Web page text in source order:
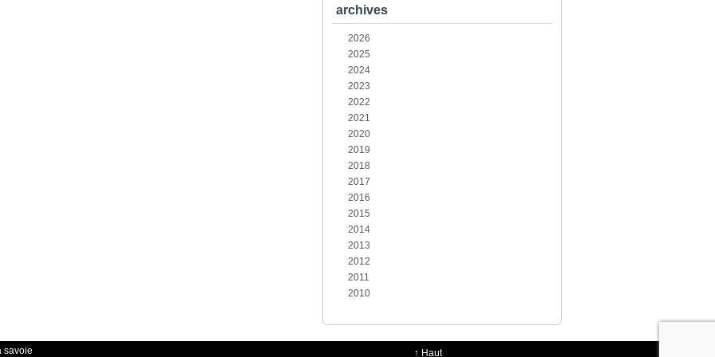
archives
2026
2025
2024
2023
2022
2021
2020
2019
2018
2017
2016
2015
2014
2013
2012
2011
2010
savoie ↑ Haut